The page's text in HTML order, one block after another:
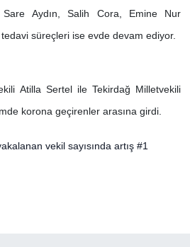
Sare Aydın, Salih Cora, Emine Nur
süreçleri ise evde devam ediyor.
Atilla Sertel ile Tekirdağ Milletvekili
korona geçirenler arasına girdi.